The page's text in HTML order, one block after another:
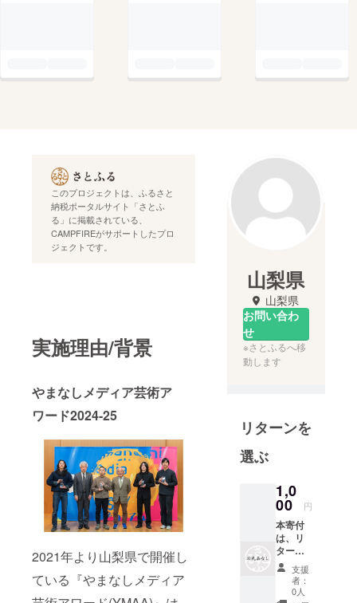
このプロジェクトは、ふるさと
納税ポータルサイト「さとふ
る」に掲載されている、
CAMPFIREがサポートしたプロ
ジェクトです。
実施理由/背景
やまなしメディア芸術ア
ワード2024-25
2021年より山梨県で開催し
ている『やまなしメディア
山梨県
山梨県
お問い合わ
せ
※さとふるへ移
動します
リターンを
選ぶ
1,0
00 円
本寄付
は、リ
ターン
の無い
寄付と
なりま
支援
者：
0人